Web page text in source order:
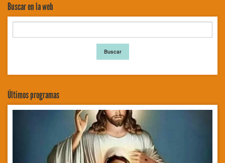
Buscar en la web
Últimos programas